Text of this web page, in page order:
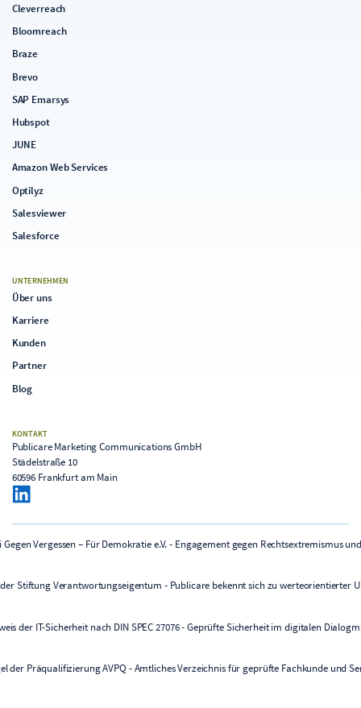
Cleverreach
Bloomreach
Braze
Brevo
SAP Emarsys
Hubspot
JUNE
Amazon Web Services
Optilyz
Salesviewer
Salesforce
UNTERNEHMEN
Über uns
Karriere
Kunden
Partner
Blog
KONTAKT
Publicare Marketing Communications GmbH
Städelstraße 10
60596 Frankfurt am Main